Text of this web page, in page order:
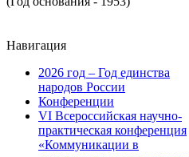
Навигация
2026 год – Год единства
народов России
Конференции
VI Всероссийская научно-
практическая конференция
«Коммуникации в